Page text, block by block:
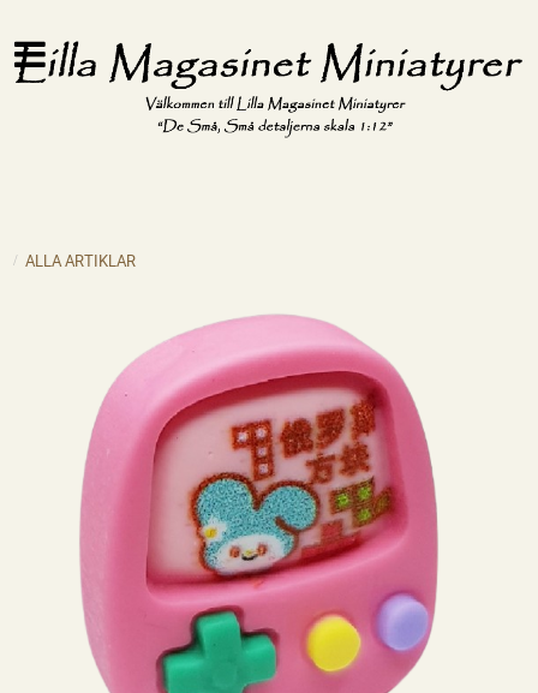
ALLA ARTIKLAR